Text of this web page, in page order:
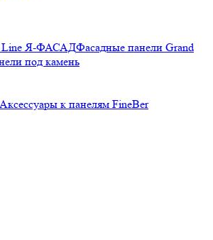
Line Я-ФАСАДФасадные панели Grand
под камень
Аксессуары к панелям FineBer